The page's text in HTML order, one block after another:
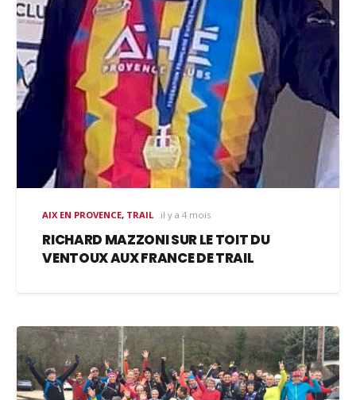
AIX EN PROVENCE, TRAIL il y a 4 mois
RICHARD MAZZONI SUR LE TOIT DU
VENTOUX AUX FRANCE DE TRAIL